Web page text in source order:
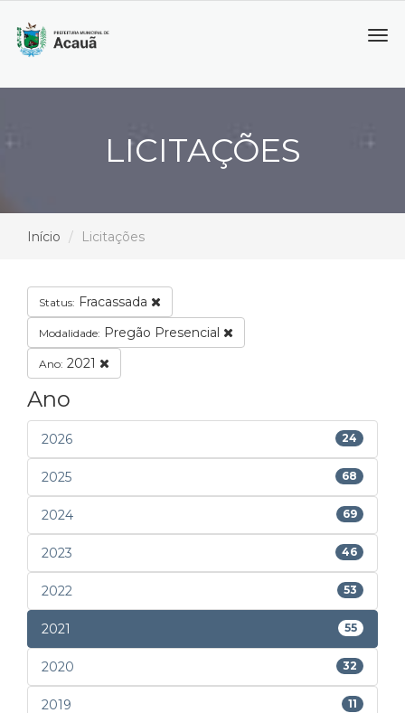
LICITAÇÕES
Início Licitações
Status: Fracassada
Modalidade: Pregão Presencial
Ano: 2021
Ano
2026 24
2025 68
2024 69
2023 46
2022 53
2021 55
2020 32
2019 11